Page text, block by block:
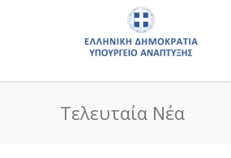
Τελευταία Νέα